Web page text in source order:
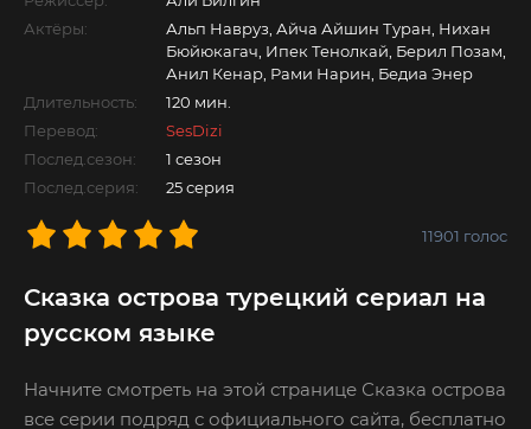
Актёры:
Альп Навруз, Айча Айшин Туран, Нихан
Бюйюкагач, Ипек Тенолкай, Берил Позам,
Анил Кенар, Рами Нарин, Бедиа Энер
Длительность:
120 мин.
Перевод:
SesDizi
Послед.сезон:
1 сезон
Послед.серия:
25 серия
11901 голос
Сказка острова турецкий сериал на
русском языке
Начните смотреть на этой странице Сказка острова
все серии подряд с официального сайта, бесплатно